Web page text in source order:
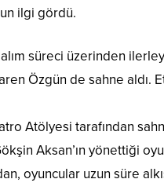
ilgi gördü.
süreci üzerinden
Özgün de sahne aldı.
Atölyesi tarafından
Aksan’ın yönettiği
oyuncular uzun süre